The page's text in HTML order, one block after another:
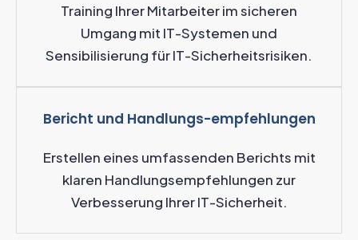
Training Ihrer Mitarbeiter im sicheren
Umgang mit IT-Systemen und
Sensibilisierung für IT-Sicherheitsrisiken.
Bericht und Handlungs-empfehlungen
Erstellen eines umfassenden Berichts mit
klaren Handlungsempfehlungen zur
Verbesserung Ihrer IT-Sicherheit.